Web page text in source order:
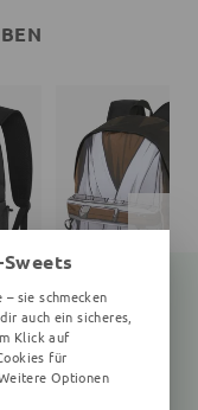
Rucksack
sie schmecken
auch ein sicheres,
Klick auf
für
Optionen